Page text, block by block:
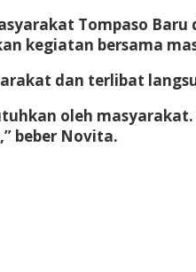
Tompaso Baru
kegiatan bersama
dan terlibat
oleh
beber Novita.